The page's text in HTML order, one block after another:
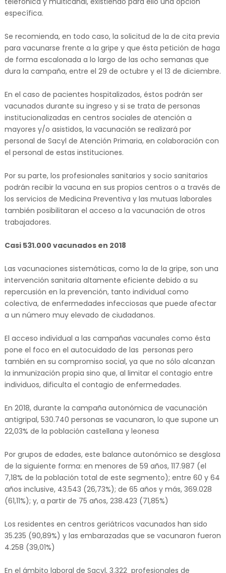
específica.
Se recomienda, en todo caso, la solicitud de la de cita previa
para vacunarse frente a la gripe y que ésta petición de haga
de forma escalonada a lo largo de las ocho semanas que
dura la campaña, entre el 29 de octubre y el 13 de diciembre.
En el caso de pacientes hospitalizados, éstos podrán ser
vacunados durante su ingreso y si se trata de personas
institucionalizadas en centros sociales de atención a
mayores y/o asistidos, la vacunación se realizará por
personal de Sacyl de Atención Primaria, en colaboración con
el personal de estas instituciones.
Por su parte, los profesionales sanitarios y socio sanitarios
podrán recibir la vacuna en sus propios centros o a través de
los servicios de Medicina Preventiva y las mutuas laborales
también posibilitaran el acceso a la vacunación de otros
trabajadores.
Casi 531.000 vacunados en 2018
Las vacunaciones sistemáticas, como la de la gripe, son una
intervención sanitaria altamente eficiente debido a su
repercusión en la prevención, tanto individual como
colectiva, de enfermedades infecciosas que puede afectar
a un número muy elevado de ciudadanos.
El acceso individual a las campañas vacunales como ésta
pone el foco en el autocuidado de las personas pero
también en su compromiso social, ya que no sólo alcanzan
la inmunización propia sino que, al limitar el contagio entre
individuos, dificulta el contagio de enfermedades.
En 2018, durante la campaña autonómica de vacunación
antigripal, 530.740 personas se vacunaron, lo que supone un
22,03% de la población castellana y leonesa
Por grupos de edades, este balance autonómico se desglosa
de la siguiente forma: en menores de 59 años, 117.987 (el
7,18% de la población total de este segmento); entre 60 y 64
años inclusive, 43.543 (26,73%); de 65 años y más, 369.028
(61,11%); y, a partir de 75 años, 238.423 (71,85%)
Los residentes en centros geriátricos vacunados han sido
35.235 (90,89%) y las embarazadas que se vacunaron fueron
4.258 (39,01%)
En el ámbito laboral de Sacyl, 3.322 profesionales de